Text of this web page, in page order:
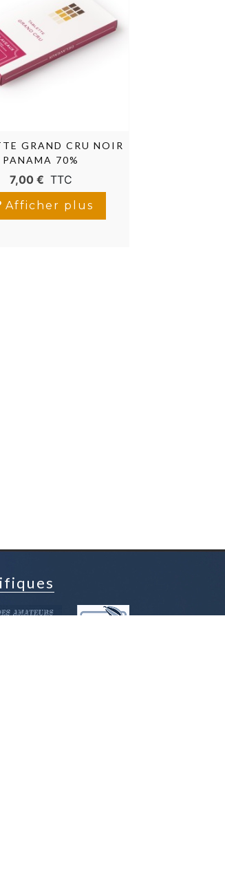
GRAND CRU NOIR
PANAMA 70%
7,00 € TTC
Afficher plus